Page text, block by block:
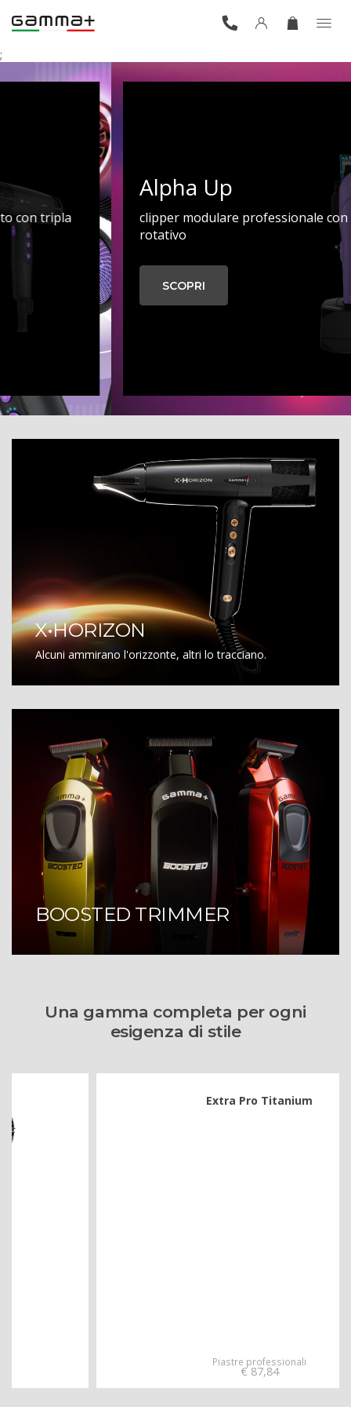
;
Alpha Up
clipper modulare professionale con motore
rotativo
X•HORIZON
Alcuni ammirano l'orizzonte, altri lo tracciano.
BOOSTED TRIMMER
Una gamma completa per ogni
esigenza di stile
Piastre professionali